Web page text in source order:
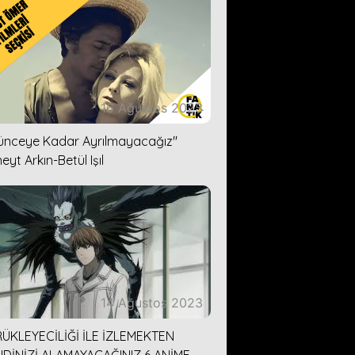
16 Ağustos 2023
Kadar Ayrılmayacağız''
Arkın-Betül Işıl
14 Ağustos 2023
İLE İZLEMEKTEN